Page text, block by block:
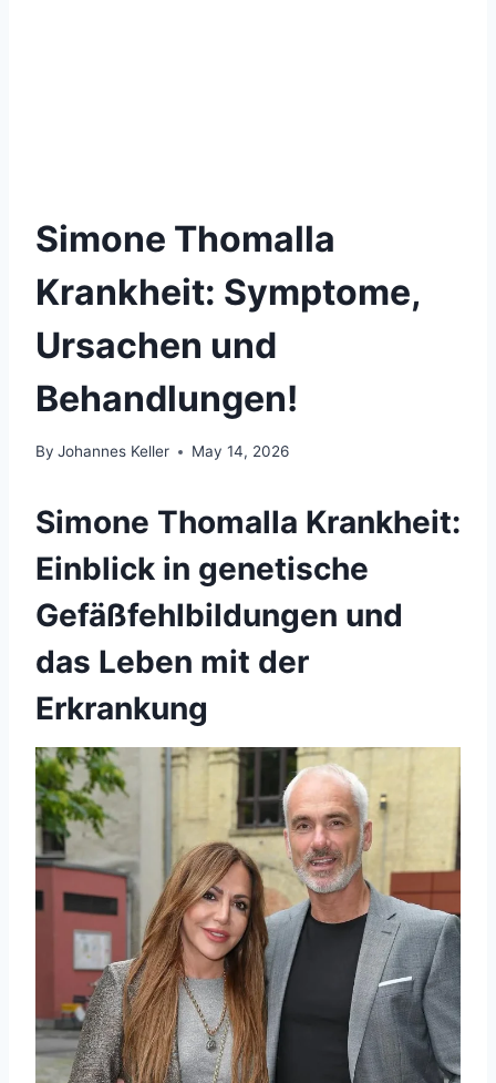
Simone Thomalla
Krankheit: Symptome,
Ursachen und
Behandlungen!
By Johannes Keller May 14, 2026
Simone Thomalla Krankheit:
Einblick in genetische
Gefäßfehlbildungen und
das Leben mit der
Erkrankung